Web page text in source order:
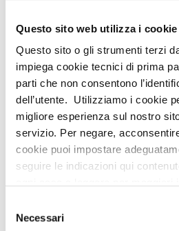
Questo sito web utilizza i cookie
Questo sito o gli strumenti terzi
impiega cookie tecnici di prima
parti che non consentono
dell’utente. Utilizziamo i cookie
migliore esperienza sul nostro
servizio. Per negare,
cookie puoi impostare
seguire le indicazioni qui
delNecessari
ALTRE NOTIZIE